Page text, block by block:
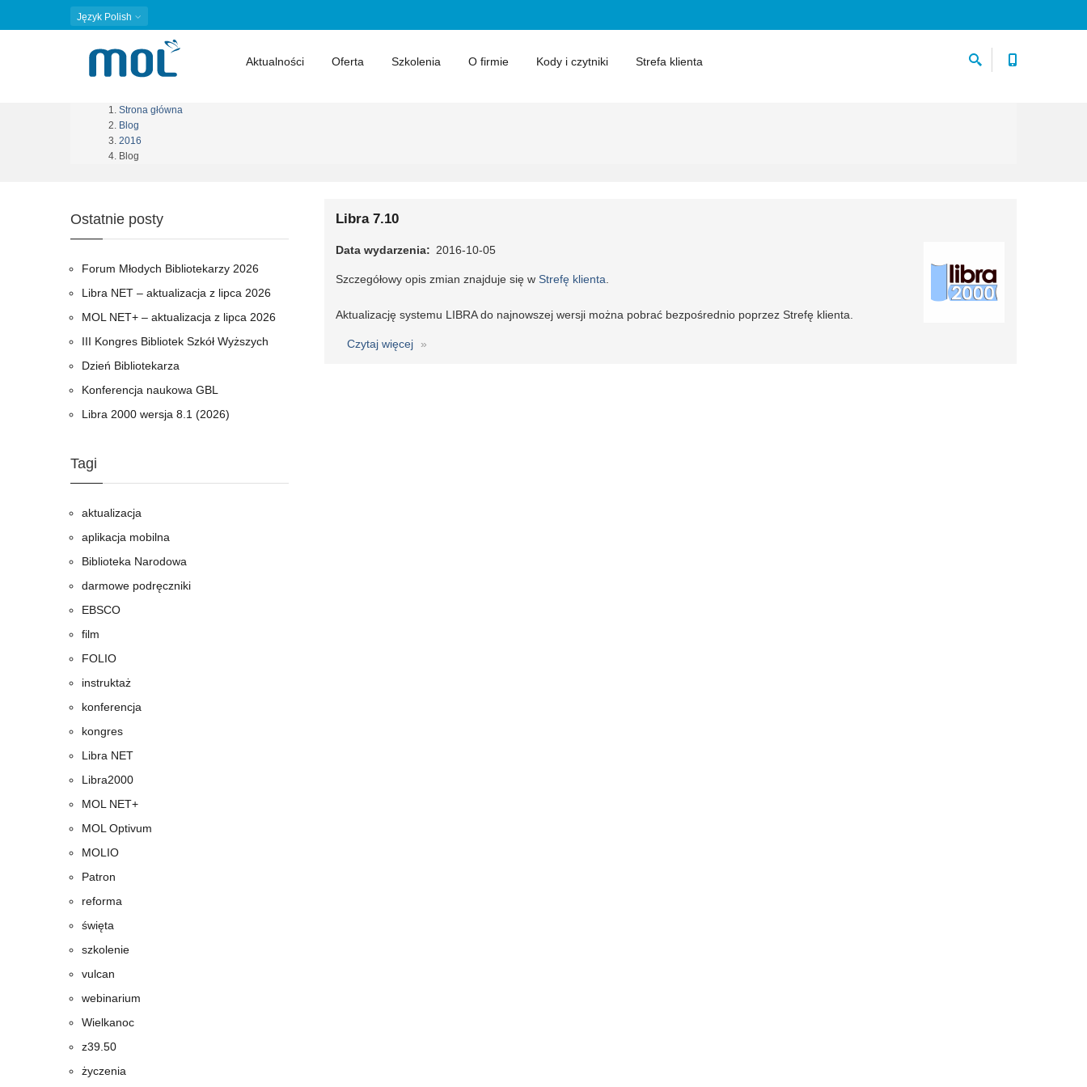
Język Polish
Aktualności Oferta Szkolenia O firmie Kody i czytniki Strefa klienta
Ścieżka
nawigacyjna
Strona główna
Blog
2016
Blog
Libra 7.10
Data wydarzenia 2016-10-05
Szczegółowy opis zmian znajduje się w Strefę klienta
Aktualizację systemu LIBRA do najnowszej wersji można pobrać bezpośrednio poprzez Strefę klienta.
Czytaj więcej
o
Ostatnie posty
Forum Młodych Bibliotekarzy 2026
Libra NET – aktualizacja z lipca 2026
MOL NET+ – aktualizacja z lipca 2026
III Kongres Bibliotek Szkół Wyższych
Dzień Bibliotekarza
Konferencja naukowa GBL
Libra 2000 wersja 8.1 (2026)
Tagi
aktualizacja
aplikacja mobilna
Biblioteka Narodowa
darmowe podręczniki
EBSCO
film
FOLIO
instruktaż
konferencja
kongres
Libra NET
Libra2000
MOL NET+
MOL Optivum
MOLIO
Patron
reforma
święta
szkolenie
vulcan
webinarium
Wielkanoc
z39.50
życzenia